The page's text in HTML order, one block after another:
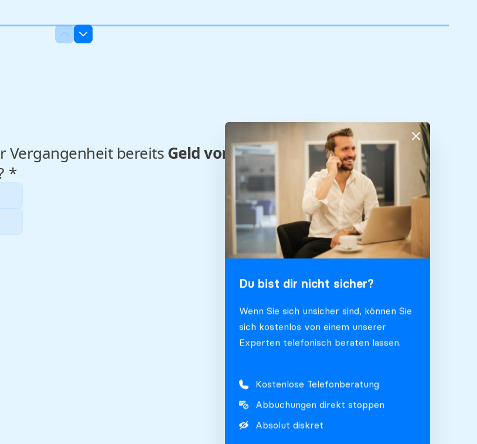
Du bist dir nicht sicher?
Wenn Sie sich unsicher sind, können Sie
sich kostenlos von einem unserer
Experten telefonisch beraten lassen.
Kostenlose Telefonberatung
Abbuchungen direkt stoppen
Absolut diskret